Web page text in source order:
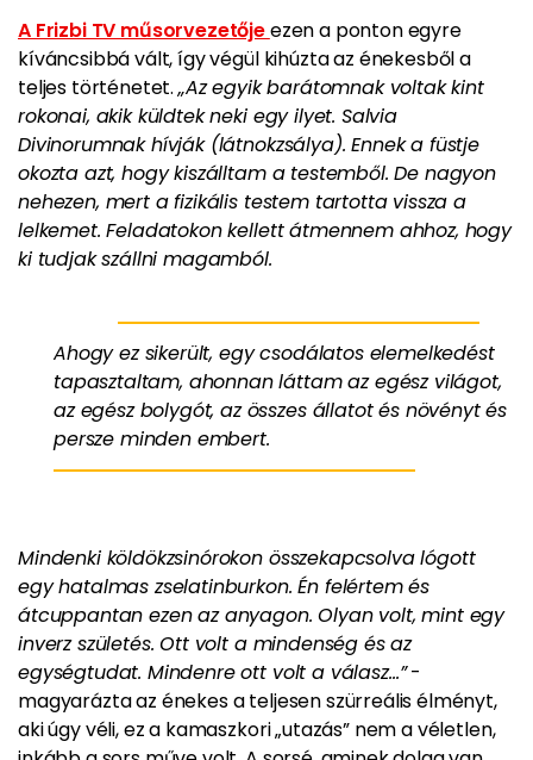
A Frizbi TV műsorvezetőjeezen a ponton egyre
kíváncsibbá vált, így végül kihúzta az énekesből a
teljes történetet.„Az egyik barátomnak voltak kint
rokonai, akik küldtek neki egy ilyet. Salvia
Divinorumnak hívják (látnokzsálya). Ennek a füstje
okozta azt, hogy kiszálltam a testemből. De nagyon
nehezen, mert a fizikális testem tartotta vissza a
lelkemet. Feladatokon kellett átmennem ahhoz, hogy
ki tudjak szállni magamból.
Ahogy ez sikerült, egy csodálatos elemelkedést
tapasztaltam, ahonnan láttam az egész világot,
az egész bolygót, az összes állatot és növényt és
persze minden embert.
Mindenki köldökzsinórokon összekapcsolva lógott
egy hatalmas zselatinburkon. Én felértem és
átcuppantan ezen az anyagon. Olyan volt, mint egy
inverz születés. Ott volt a mindenség és az
egységtudat. Mindenre ott volt a válasz…”-
magyarázta az énekes a teljesen szürreális élményt,
aki úgy véli, ez a kamaszkori „utazás” nem a véletlen,